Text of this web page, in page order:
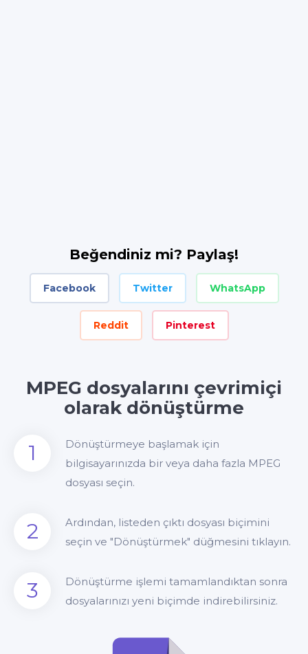
Beğendiniz mi? Paylaş!
Facebook Twitter WhatsApp
Reddit Pinterest
MPEG dosyalarını çevrimiçi
olarak dönüştürme
1
Dönüştürmeye başlamak için
bilgisayarınızda bir veya daha fazla MPEG
dosyası seçin.
2
Ardından, listeden çıktı dosyası biçimini
seçin ve "Dönüştürmek" düğmesini tıklayın.
3
Dönüştürme işlemi tamamlandıktan sonra
dosyalarınızı yeni biçimde indirebilirsiniz.